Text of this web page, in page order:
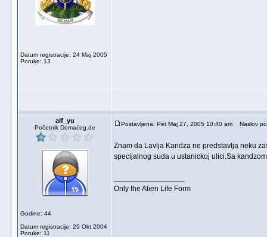
Datum registracije: 24 Maj 2005
Poruke: 13
alf_yu
Početnik Domaćeg.de
Godine: 44
Datum registracije: 29 Okt 2004
Poruke: 11
Postavljena: Pet Maj 27, 2005 10:40 am Naslov
Znam da Lavlja Kandza ne predstavlja neku
specijalnog suda u ustanickoj ulici.Sa
Only the Alien Life Form